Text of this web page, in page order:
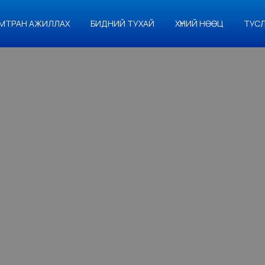
АЖИЛЛАХ БИДНИЙ ТУХАЙ ХҮНИЙ НӨӨЦ